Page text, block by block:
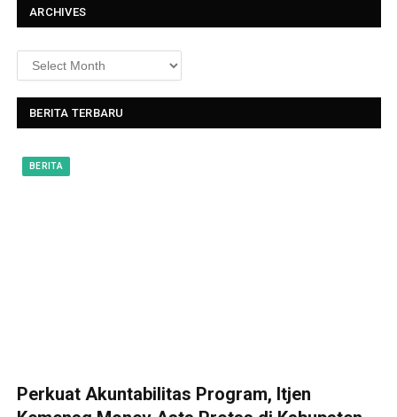
ARCHIVES
BERITA TERBARU
BERITA
Perkuat Akuntabilitas Program, Itjen